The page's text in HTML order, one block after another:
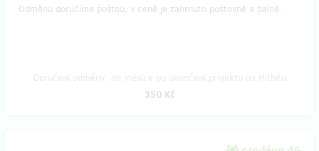
Odměnu doručíme poštou, v ceně je zahrnuto poštovné a balné.
350 Kč